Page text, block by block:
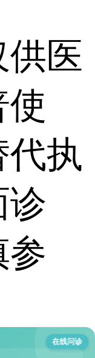
医
代执
诊
参
在线问诊